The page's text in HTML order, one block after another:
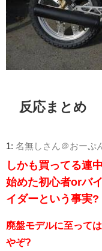
反応まとめ
1: 名無しさん＠おーぷん
しかも買ってる連
始めた初心者orバ
イダーという事実?
廃盤モデルに至って
やぞ?